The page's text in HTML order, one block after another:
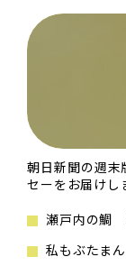
朝日新聞の週末
セーをお届けし
瀬戸内の鯛
私もぶたま